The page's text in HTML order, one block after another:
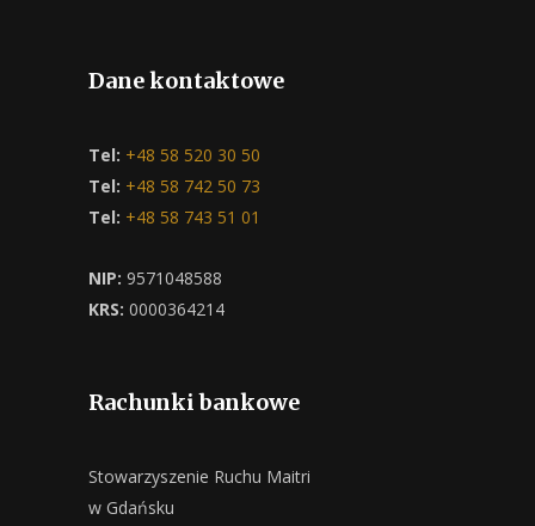
Dane kontaktowe
Tel: +48 58 520 30 50
Tel: +48 58 742 50 73
Tel: +48 58 743 51 01
NIP: 9571048588
KRS: 0000364214
Rachunki bankowe
Stowarzyszenie Ruchu Maitri
w Gdańsku